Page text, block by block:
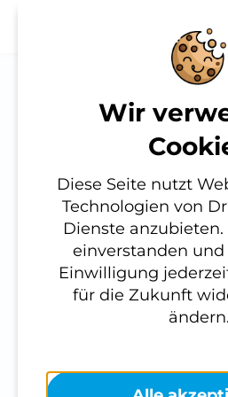
Tag der
in
Wir
Diese Seite nutzt
Technologien von
Dienste
einverstanden
Einwilligung
für die Zukunft
ändern.
Grundfunktionen der
benötigt und helfen
Website nutzbar zu
Zugriffe auf sichere
Website ermöglichen.
Cookie Informationen
Externe Inhalte